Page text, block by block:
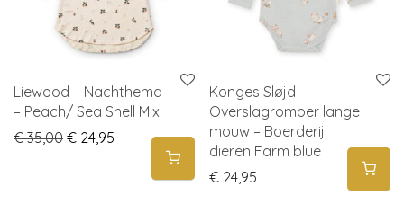
Liewood – Nachthemd
– Peach/ Sea Shell Mix
€35,00 Original price was: € 35,00.
€ 24,95 Current price is: € 24,95.
Konges Sløjd –
Overslagromper lange
mouw – Boerderij
dieren Farm blue
€ 24,95